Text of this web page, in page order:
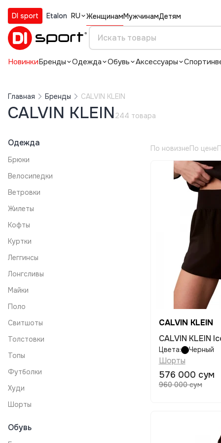
DI sport Etalon RU ЖенщинамМужчинамДетям
НовинкиБренды Одежда Обувь Аксессуары
Главная Бренды CALVIN KLEIN
CALVIN KLEIN244 товара
Одежда
Брюки
Велосипедки
Ветровки
Жилеты
Кофты
Куртки
Леггинсы
Лонгсливы
Майки
Поло
Свитшоты
Толстовки
Топы
Футболки
Худи
Шорты
Обувь
По новизнеПо цене
CALVIN KLEIN
CALVIN KLEIN
Цвета: Черный
Шорты
576 000 сум
960 000 сум